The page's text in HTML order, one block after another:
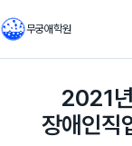
무궁애학원
2021
장애인직